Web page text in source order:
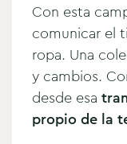
Con esta
comunicar el
ropa. Una
y cambios.
desde esa
propio de la